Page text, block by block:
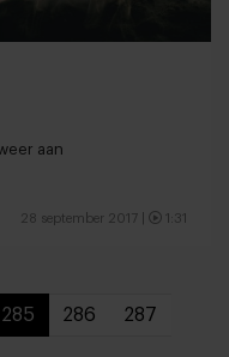
aan
28 september 2017 1:31
285 286 287